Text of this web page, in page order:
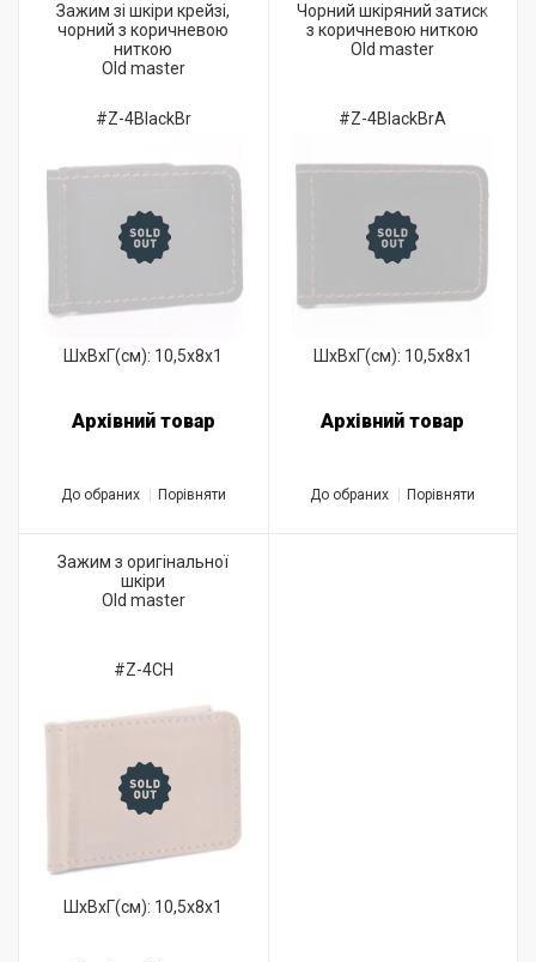
Зажим зі шкіри крейзі,
чорний з коричневою
ниткою
Old master
#Z-4BlackBr
ШхВхГ(см): 10,5x8x1
Архівний товар
До обраних Порівняти
Чорний шкіряний затиск
з коричневою ниткою
Old master
#Z-4BlackBrA
ШхВхГ(см): 10,5x8x1
Архівний товар
До обраних Порівняти
Зажим з оригінальної
шкіри
Old master
#Z-4CH
ШхВхГ(см): 10,5x8x1